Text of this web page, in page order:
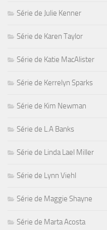
Série de Julie Kenner
Série de Karen Taylor
Série de Katie MacAlister
Série de Kerrelyn Sparks
Série de Kim Newman
Série de L.A Banks
Série de Linda Lael Miller
Série de Lynn Viehl
Série de Maggie Shayne
Série de Marta Acosta